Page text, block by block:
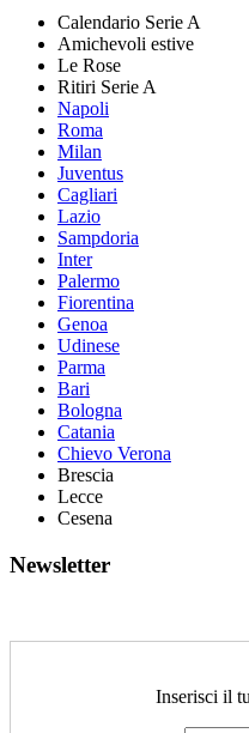
Calendario Serie A
Amichevoli estive
Le Rose
Ritiri Serie A
Napoli
Roma
Milan
Juventus
Cagliari
Lazio
Sampdoria
Inter
Palermo
Fiorentina
Genoa
Udinese
Parma
Bari
Bologna
Catania
Chievo Verona
Brescia
Lecce
Cesena
Newsletter
Inserisci il